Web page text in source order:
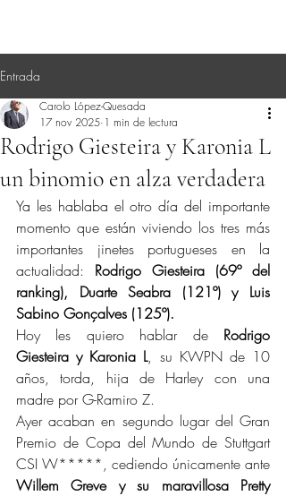
Entrada
Rodrigo Giesteira y Karonia L
un binomio en alza verdadera
Carolo López-Quesada
17 nov 2025 1 min de lectura
Ya les hablaba el otro día del importante
momento que están viviendo los tres más
importantes jinetes portugueses en la
actualidad: Rodrigo Giesteira (69º del
ranking), Duarte Seabra (121º) y Luis
Sabino Gonçalves (125º).
Hoy les quiero hablar de Rodrigo
Giesteira y Karonia L, su KWPN de 10
años, torda, hija de Harley con una
madre por G-Ramiro Z.
Ayer acaban en segundo lugar del Gran
Premio de Copa del Mundo de Stuttgart
Willem Greve y su maravillosa Pretty